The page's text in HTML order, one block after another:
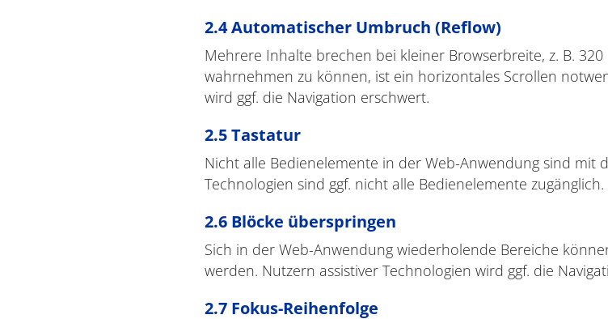
2.4 Automatischer Umbruch (Reflow)
Mehrere Inhalte brechen bei kleiner Browserbreite, z. B.
wahrnehmen zu können, ist ein horizontales Scrollen
wird ggf. die Navigation erschwert.
2.5 Tastatur
Nicht alle Bedienelemente in der Web-Anwendung sind mit
Technologien sind ggf. nicht alle Bedienelemente zugänglich.
2.6 Blöcke überspringen
Sich in der Web-Anwendung wiederholende Bereiche
werden. Nutzern assistiver Technologien wird ggf. die
2.7 Fokus-Reihenfolge